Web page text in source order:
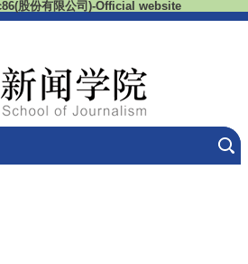
股份有限公司)-Official website